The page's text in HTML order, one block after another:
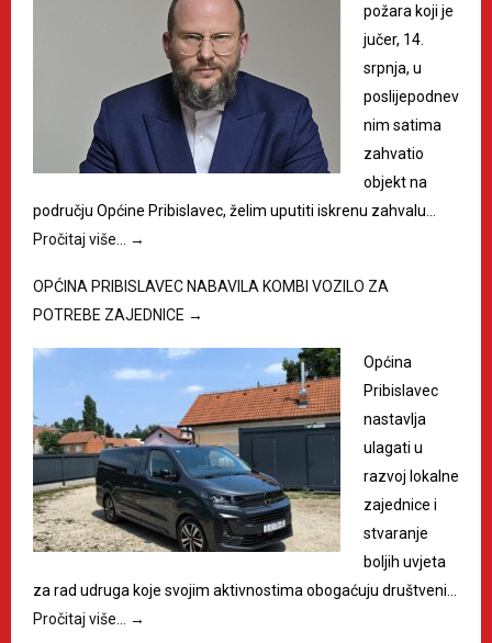
požara koji je
jučer, 14.
srpnja, u
poslijepodnev
nim satima
zahvatio
objekt na
području Općine Pribislavec, želim uputiti iskrenu zahvalu…
Pročitaj više…
→
OPĆINA PRIBISLAVEC NABAVILA KOMBI VOZILO ZA
POTREBE ZAJEDNICE →
Općina
Pribislavec
nastavlja
ulagati u
razvoj lokalne
zajednice i
stvaranje
boljih uvjeta
za rad udruga koje svojim aktivnostima obogaćuju društveni…
Pročitaj više…
→